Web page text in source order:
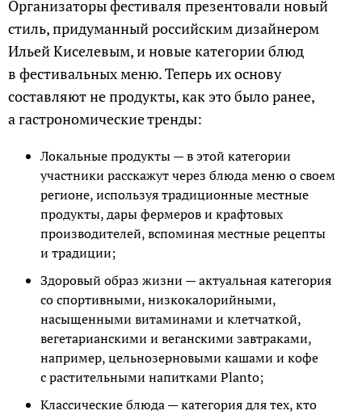
Организаторы фестиваля презентовали новый
стиль, придуманный российским дизайнером
Ильей Киселевым, и новые категории блюд
в фестивальных меню. Теперь их основу
составляют не продукты, как это было ранее,
а гастрономические тренды:
Локальные продукты — в этой категории
участники расскажут через блюда меню о своем
регионе, используя традиционные местные
продукты, дары фермеров и крафтовых
производителей, вспоминая местные рецепты
и традиции;
Здоровый образ жизни — актуальная категория
со спортивными, низкокалорийными,
насыщенными витаминами и клетчаткой,
вегетарианскими и веганскими завтраками,
например, цельнозерновыми кашами и кофе
с растительными напитками Planto;
Классические блюда — категория для тех, кто